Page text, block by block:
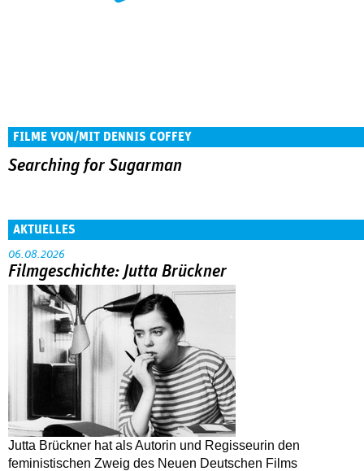
FILME VON/MIT DENNIS COFFEY
Searching for Sugarman
AKTUELLES
06.08.2026
Filmgeschichte: Jutta Brückner
Jutta Brückner hat als Autorin und Regisseurin den
feministischen Zweig des Neuen Deutschen Films